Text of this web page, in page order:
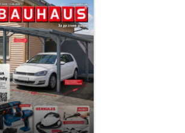
всичко необходимо.
набира сила, BAUHAUS е
Концепцията:
Дома и
От самото начало през
за
клиентско